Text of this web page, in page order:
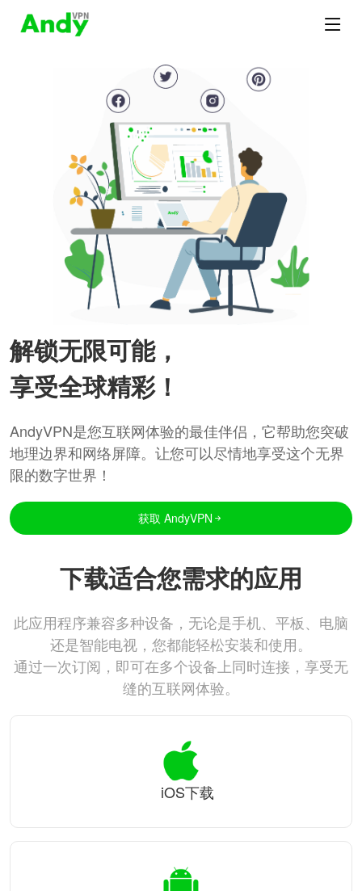
解锁无限可能，
享受全球精彩！
AndyVPN是您互联网体验的最佳伴侣，它帮助您突破
地理边界和网络屏障。让您可以尽情地享受这个无界
限的数字世界！
获取 AndyVPN
下载适合您需求的应用
此应用程序兼容多种设备，无论是手机、平板、电脑
还是智能电视，您都能轻松安装和使用。
通过一次订阅，即可在多个设备上同时连接，享受无
缝的互联网体验。
iOS下载